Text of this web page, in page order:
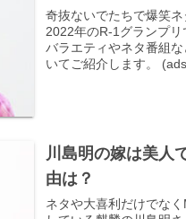
奇抜ないでたちで爆笑ネ
2022年のR-1グランプ
バラエティやネタ番組
いてご紹介します。
川島明の嫁は美人
由は？
ネタや大喜利だけでな